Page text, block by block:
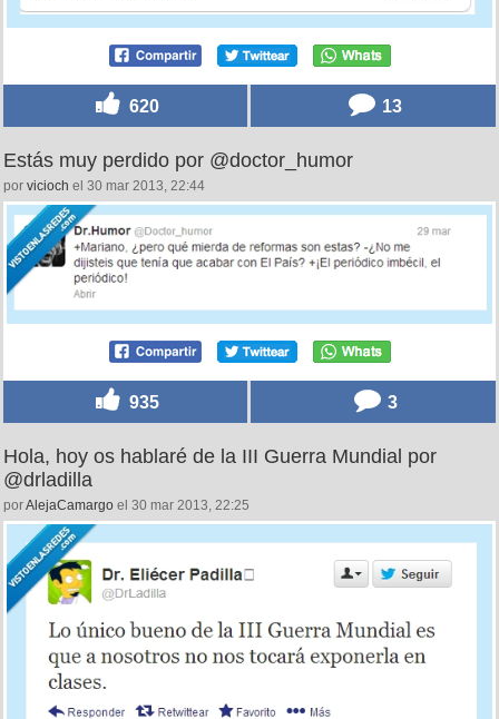
620 13
Estás muy perdido por @doctor_humor
por vicioch el 30 mar 2013, 22:44
935 3
Hola, hoy os hablaré de la III Guerra Mundial por
@drladilla
porAlejaCamargo el 30 mar 2013, 22:25